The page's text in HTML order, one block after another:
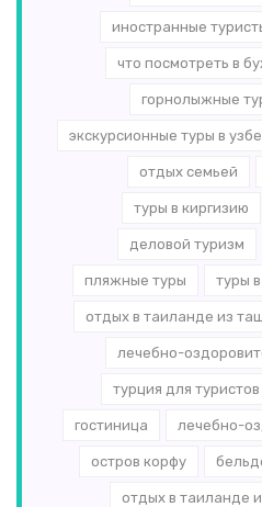
иностранные
что посмотреть в
горнолыжные
экскурсионные туры в
отдых семьей
туры в киргизию
деловой туризм
пляжные туры туры
отдых в таиланде из
лечебно-
турция для
гостиница лечебно-
остров корфу
отдых в таиланде